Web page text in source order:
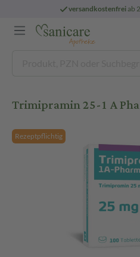
versandkostenfreiab
Trimipramin 25-1 A
Rezeptpflichtig